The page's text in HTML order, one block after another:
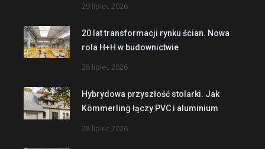
29 lipiec 2026
20 lat transformacji rynku ścian. Nowa
rola H+H w budownictwie
28 lipiec 2026
Hybrydowa przyszłość stolarki. Jak
Kömmerling łączy PVC i aluminium
28 lipiec 2026